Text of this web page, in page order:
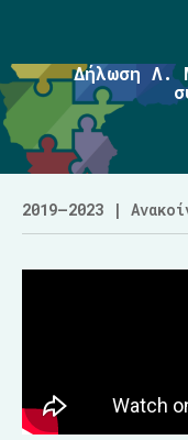
Δήλωση Λ.
2019–2023 |